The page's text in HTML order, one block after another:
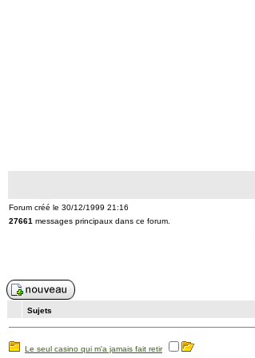
Forum créé le 30/12/1999 21:16
27661 messages principaux dans ce forum.
Sujets
Le seul casino qui m'a jamais fait retir